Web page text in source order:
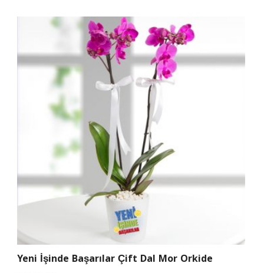
Yeni İşinde Başarılar Çift Dal Mor Orkide